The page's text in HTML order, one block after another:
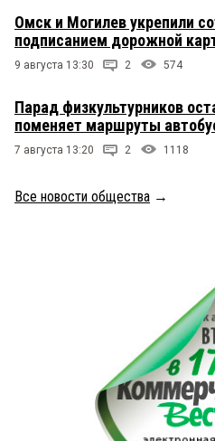
Омск и Могилев укрепили
подписанием дорожной
9 августа 13:30 2 574
Парад физкультурников
поменяет маршруты
7 августа 13:20 2 1118
Все новости общества →